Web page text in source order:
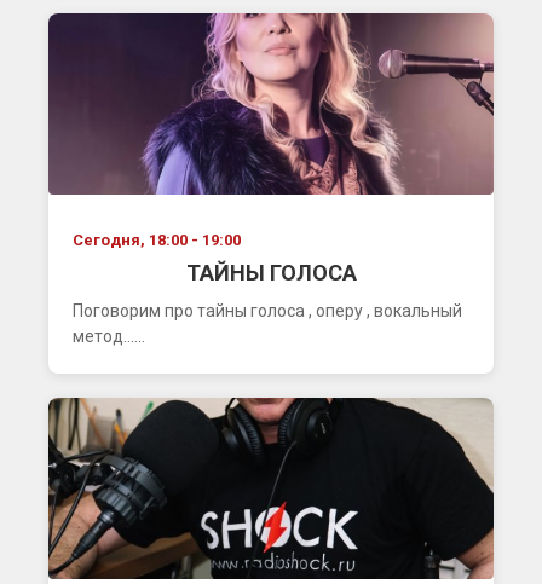
Сегодня, 18:00 - 19:00
ТАЙНЫ ГОЛОСА
Поговорим про тайны голоса , оперу , вокальный
метод......